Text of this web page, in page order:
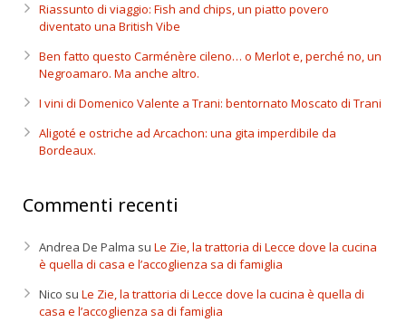
Riassunto di viaggio: Fish and chips, un piatto povero
diventato una British Vibe
Ben fatto questo Carménère cileno… o Merlot e, perché no, un
Negroamaro. Ma anche altro.
I vini di Domenico Valente a Trani: bentornato Moscato di Trani
Aligoté e ostriche ad Arcachon: una gita imperdibile da
Bordeaux.
Commenti recenti
Andrea De Palma su Le Zie, la trattoria di Lecce dove la cucina
è quella di casa e l’accoglienza sa di famiglia
Nico su Le Zie, la trattoria di Lecce dove la cucina è quella di
casa e l’accoglienza sa di famiglia